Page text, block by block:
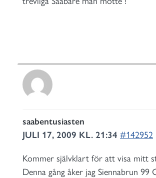
saabentusiasten
JULI 17, 2009 KL. 21:34 #142952
Kommer självklart för att visa mitt
Denna gång åker jag Siennabrun 99